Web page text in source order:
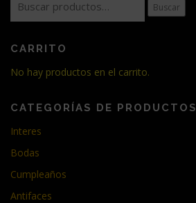
por:
Buscar
CARRITO
No hay productos en el carrito.
CATEGORÍAS DE PRODUCTOS
Interes
Bodas
Cumpleaños
Antifaces